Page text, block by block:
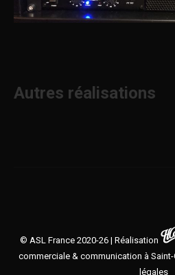
Autres réalisations
© ASL France 2020-26 | Réalisation
commerciale & communication à
légales